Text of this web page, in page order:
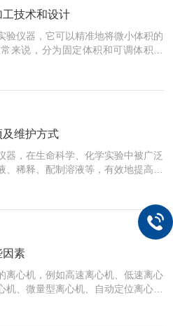
特定类型的液体进行准确识别。例
技术和设计
验仪器，它可以精准地将微小体积的
来说，分为固定体积和可调体积两
作原理都是通过吸入或释放空气来进
，需要根据实验需要装上对应的移
装好头之后，通过旋钮或手柄来操作
。精密移液器的结构一般包括滑动
高精度的加工技术和设计，能够精
维护方式
器，在生命科学、化学实验中被广泛
稀释、配制溶液等，有效地提高实
部件组成：吸头、活塞和调节杆。当
小，从而使溶液进入吸头中。通过
来控制移液量。使用手动移液器时，
先清洗。移液器的吸头应该定期更
精进行清洗。2.确保吸液正确。在吸
慢慢向上提取液体，保证吸头与...
因素
离心机，例如高速离心机、低速离心
、微量型离心机、自动定位离心机
款适合自己的离心机很重要，选购离
物料特性物料特性包括固相颗粒、